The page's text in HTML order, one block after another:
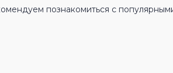
познакомиться с